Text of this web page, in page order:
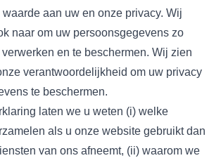
aan uw en onze privacy. Wij
naar om uw persoonsgegevens zo
en te beschermen. Wij zien
verantwoordelijkheid om uw privacy
te beschermen.
laten we u weten (i) welke
als u onze website gebruikt dan
van ons afneemt, (ii) waarom we